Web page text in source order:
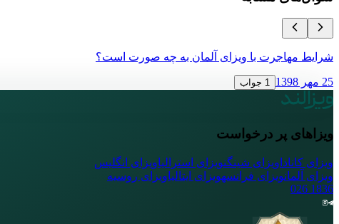
شرایط مهاجرت با ویزای آلمان به چه صورت است؟
25 مهر 1398 1 جواب
ویزاهای پر درخواست
ویزای کانادا ویزای شینگنویزای استرالیاویزای انگلیس
ویزای آلمانویزای فرانسهویزای ایتالیاویزای روسیه
1836